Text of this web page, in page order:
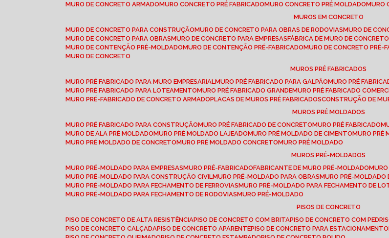
MURO DE CONCRETO ARMADO
MURO CONCRETO PRÉ FABRICADO MURO CONCRETO PRÉ MOLDADO
MUROS EM CONCRETO
MURO DE CONCRETO PARA CONSTRUÇÃO
MURO DE CONCRETO PARA OBRAS DE RODOVIAS
MURO DE
MURO DE CONCRETO PARA OBRAS
MURO DE CONCRETO PARA EMPRESAS FÁBRICA DE MURO DE CONCRETO
MURO DE CONTENÇÃO PRÉ-MOLDADO
MURO DE CONTENÇÃO PRÉ-FABRICADO MURO DE CONCRETO PRÉ-
MURO DE CONCRETO
MUROS PRÉ FABRICADOS
MURO PRÉ FABRICADO PARA MURO EMPRESARIAL
MURO PRÉ FABRICADO PARA GALPÃO MURO PRÉ
MURO PRÉ FABRICADO PARA LOTEAMENTO
MURO PRÉ FABRICADO GRANDE MURO PRÉ FABRICADO
MURO PRÉ-FABRICADO DE CONCRETO ARMADO PLACAS DE MUROS PRÉ FABRICADOS CONSTRUÇÃO DE
MUROS PRÉ MOLDADOS
MURO PRÉ FABRICADO PARA CONSTRUÇÃO
MURO PRÉ FABRICADO DE CONCRETO MURO PRÉ FABRICADO
MURO DE ALA PRÉ MOLDADO
MURO PRÉ MOLDADO LAJEADO MURO PRÉ MOLDADO DE CIMENTO
MURO
MURO PRÉ MOLDADO DE CONCRETO
MURO PRÉ MOLDADO CONCRETO
MURO PRÉ MOLDADO
MUROS PRÉ-MOLDADOS
MURO PRÉ-MOLDADO PARA EMPRESAS
MURO PRÉ-FABRICADO FABRICANTE DE MURO PRÉ-MOLDADO
MURO PRÉ-MOLDADO PARA CONSTRUÇÃO CIVIL
MURO PRÉ-MOLDADO PARA OBRAS
MURO PRÉ-
MURO PRÉ-MOLDADO PARA FECHAMENTO DE FERROVIAS
MURO PRÉ-MOLDADO PARA FECHAMENTO DE
MURO PRÉ-MOLDADO PARA FECHAMENTO DE RODOVIAS
MURO PRÉ-MOLDADO
PISOS DE CONCRETO
PISO DE CONCRETO DE ALTA RESISTÊNCIA PISO DE CONCRETO COM BRITA PISO DE CONCRETO COM
PISO DE CONCRETO CALÇADA PISO DE CONCRETO APARENTE PISO DE CONCRETO PARA ESTACIONAMENTO